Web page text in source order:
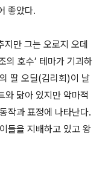
좋았다.
만 그는 오로지 오데
의 호수’ 테마가 기괴하
딸 오딜(김리회)이 날
와 닮아 있지만 악마적
작과 표정에 나타난다.
들을 지배하고 있고 왕